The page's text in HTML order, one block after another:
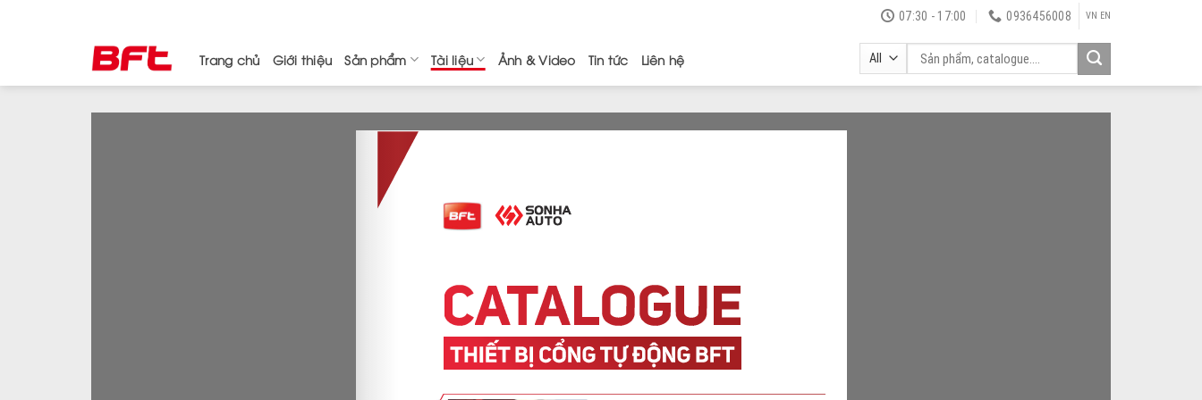
07:30 - 17:00 0936456008 VN EN
Trang chủ Giới thiệu Sản phẩm Tài liệu Ảnh & Video Tin tức Liên hệ